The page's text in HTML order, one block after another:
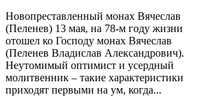
Новопреставленный монах Вячеслав
(Пеленев) 13 мая, на 78-м году жизни
отошел ко Господу монах Вячеслав
(Пеленев Владислав Александрович).
Неутомимый оптимист и усердный
молитвенник – такие характеристики
приходят первыми на ум, когда...